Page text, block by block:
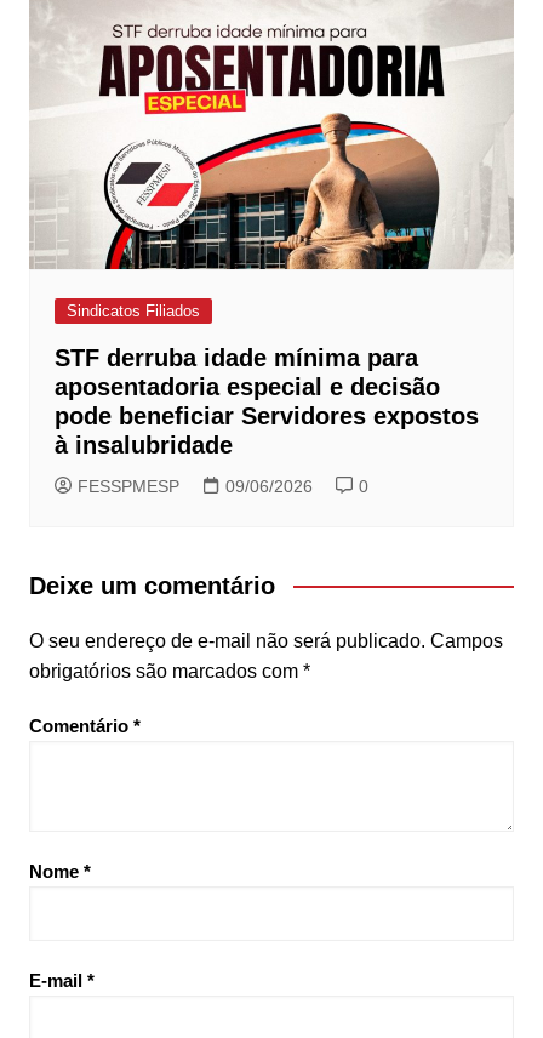
Sindicatos Filiados
STF derruba idade mínima para
aposentadoria especial e decisão
pode beneficiar Servidores expostos
à insalubridade
FESSPMESP 09/06/2026 0
Deixe um comentário
O seu endereço de e-mail não será publicado. Campos
obrigatórios são marcados com *
Comentário *
Nome *
E-mail *